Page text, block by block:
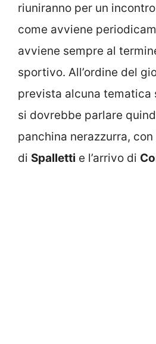
riuniranno per un
come avviene
avviene sempre al
sportivo. All’ordine del
prevista alcuna tematica
si dovrebbe parlare
panchina nerazzurra,
di Spalletti e l’arrivo di